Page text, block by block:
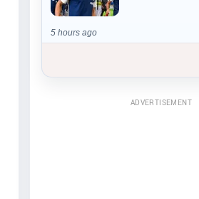
5 hours ago
ADVERTISEMENT